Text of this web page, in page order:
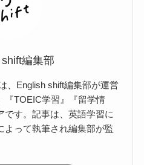
編集部
、English shift編集部が運営
『TOEIC学習』『留学情
です。記事は、英語学習に
よって執筆され編集部が監